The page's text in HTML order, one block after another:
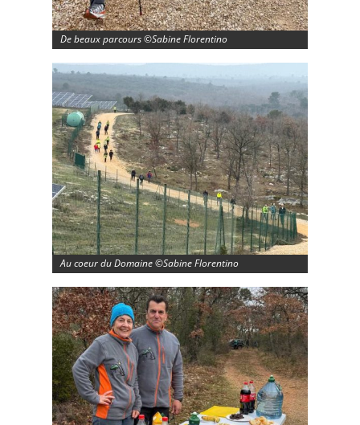
De beaux parcours ©Sabine Florentino
Au coeur du Domaine ©Sabine Florentino